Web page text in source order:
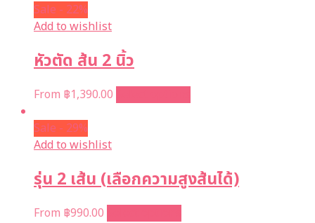
Sale - 22%
Add to wishlist
หัวตัด ส้น 2 นิ้ว
From ฿1,390.00
Sale - 29%
Add to wishlist
รุ่น 2 เส้น (เลือกความสูงส้นได้)
From ฿990.00